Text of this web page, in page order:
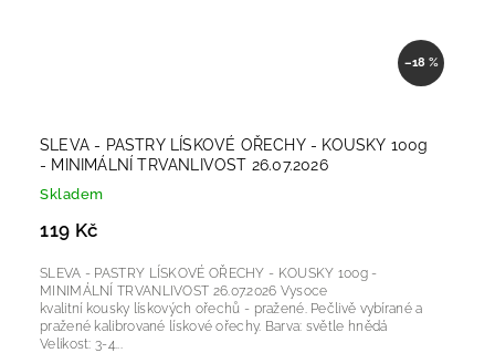
–18 %
SLEVA - PASTRY LÍSKOVÉ OŘECHY - KOUSKY 100g
- MINIMÁLNÍ TRVANLIVOST 26.07.2026
Skladem
119 Kč
SLEVA - PASTRY LÍSKOVÉ OŘECHY - KOUSKY 100g -
MINIMÁLNÍ TRVANLIVOST 26.07.2026 Vysoce
kvalitní kousky lískových ořechů - pražené. Pečlivě vybírané a
pražené kalibrované lískové ořechy. Barva: světle hnědá
Velikost: 3-4...